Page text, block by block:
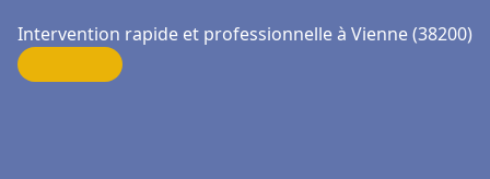
Intervention rapide et professionnelle à Vienne (38200)